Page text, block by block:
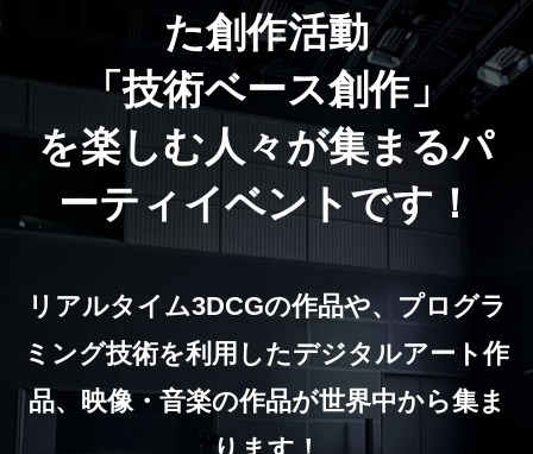
た創作活動
「技術ベース創作」
を楽しむ人々が集まるパ
ーティイベントです！
リアルタイム3DCGの作品や、プログラ
ミング技術を利用したデジタルアート作
品、映像・音楽の作品が世界中から集ま